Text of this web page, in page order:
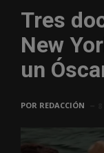
Tres
New
un
POR REDACCIÓN